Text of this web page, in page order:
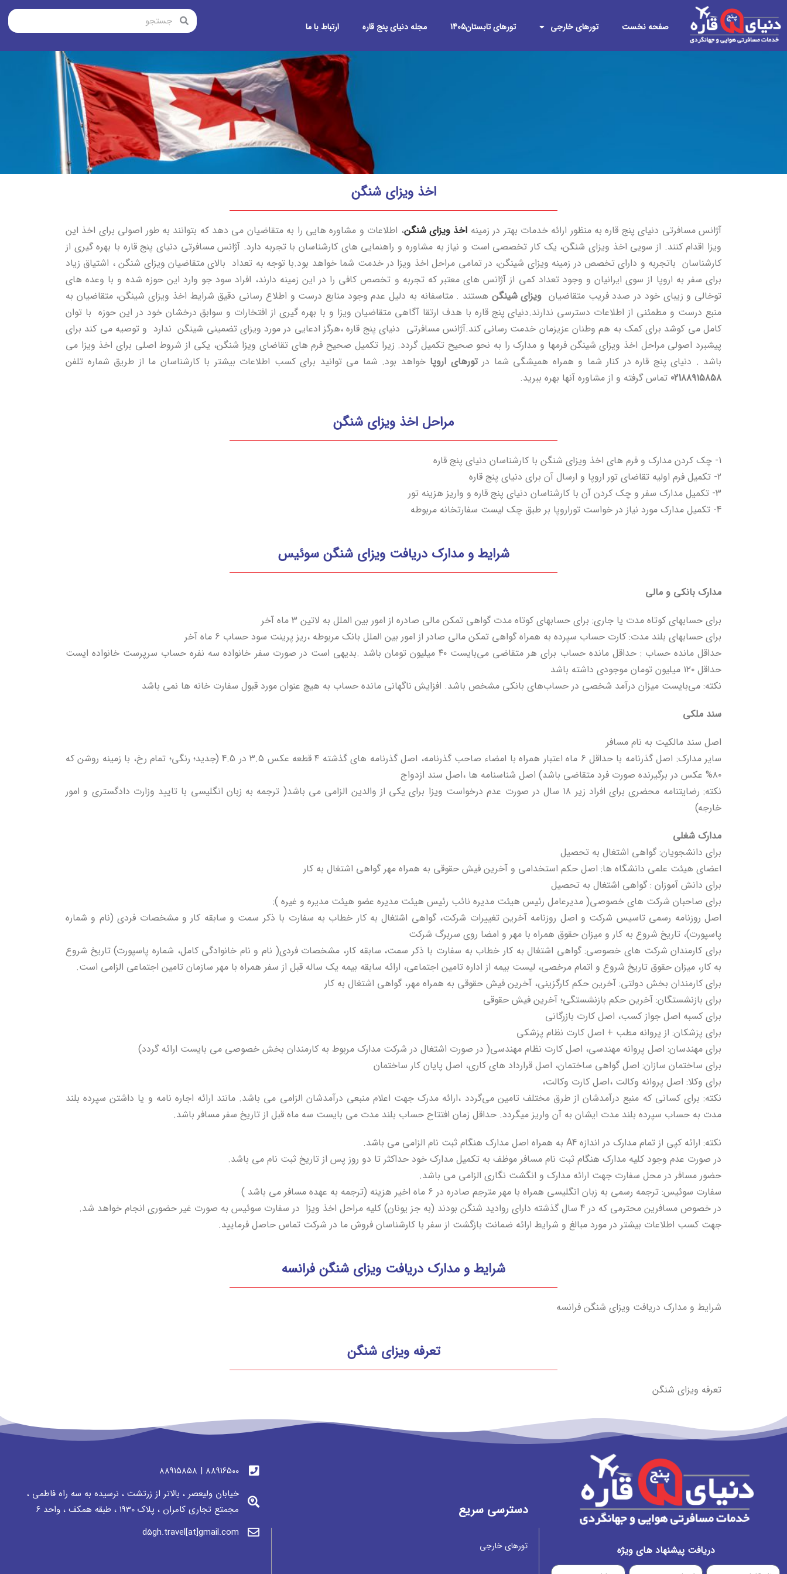
صفحه نخست تورهای خارجی تورهای تابستان1405 مجله دنیای پنج قاره ارتباط با ما
اخذ ویزای شنگن
آژانس مسافرتی دنیای پنج قاره به منظور ارائه خدمات بهتر در زمینه اخذ ویزای شنگن، اطلاعات و مشاوره هایی را به متقاضیان می دهد که بتوانند به طور اصولی برای اخذ این
ویزا اقدام کنند. از سویی اخذ ویزای شنگن، یک کار تخصصی است و نیاز به مشاوره و راهنمایی های کارشناسان با تجربه دارد. آژانس مسافرتی دنیای پنج قاره با بهره گیری از
کارشناسان باتجربه و دارای تخصص در زمینه ویزای شینگن، در تمامی مراحل اخذ ویزا در خدمت شما خواهد بود.با توجه به تعداد بالای متقاضیان ویزای شنگن ، اشتیاق زیاد
برای سفر به اروپا از سوی ایرانیان و وجود تعداد کمی از آژانس های معتبر که تجربه و تخصص کافی را در این زمینه دارند، افراد سود جو وارد این حوزه شده و با وعده های
توخالی و زیبای خود در صدد فریب متقاضیان ویزای شینگن هستند . متاسفانه به دلیل عدم وجود منابع درست و اطلاع رسانی دقیق شرایط اخذ ویزای شینگن، متقاضیان به
منبع درست و مطمئنی از اطلاعات دسترسی ندارند.دنیای پنج قاره با هدف ارتقا آگاهی متقاضیان ویزا و با بهره گیری از افتخارات و سوابق درخشان خود در این حوزه با توان
کامل می کوشد برای کمک به هم وطنان عزیزمان خدمت رسانی کند.آژانس مسافرتی دنیای پنج قاره ،هرگز ادعایی در مورد ویزای تضمینی شینگن ندارد و توصیه می کند برای
پیشبرد اصولی مراحل اخذ ویزای شینگن فرمها و مدارک را به نحو صحیح تکمیل گردد. زیرا تکمیل صحیح فرم های تقاضای ویزا شنگن، یکی از شروط اصلی برای اخذ ویزا می
باشد . دنیای پنج قاره در کنار شما و همراه همیشگی شما درتورهای اروپا خواهد بود. شما می توانید برای کسب اطلاعات بیشتر با کارشناسان ما از طریق شماره تلفن
021٨٨٩١٥٨٥٨ تماس گرفته و از مشاوره آنها بهره ببرید.
مراحل اخذ ویزای شنگن
1- چک کردن مدارک و فرم های اخذ ویزای شنگن با کارشناسان دنیای پنج قاره
2- تکمیل فرم اولیه تقاضای تور اروپا و ارسال آن برای دنیای پنج قاره
3- تکمیل مدارک سفر و چک کردن آن با کارشناسان دنیای پنج قاره و واریز هزینه تور
4- تکمیل مدارک مورد نیاز در خواست توراروپا بر طبق چک لیست سفارتخانه مربوطه
شرایط و مدارک دریافت ویزای شنگن سوئیس
مدارک بانکی و مالی
برای حسابهای کوتاه مدت یا جاری: برای حسابهای کوتاه مدت گواهی تمکن مالی صادره از امور بین الملل به لاتین 3 ماه آخر
برای حسابهای بلند مدت: کارت حساب سپرده به همراه گواهی تمکن مالی صادر از امور بین الملل بانک مربوطه ،ریز پرینت سود حساب 6 ماه آخر
حداقل مانده حساب : حداقل مانده حساب برای هر متقاضی می‌بایست ۴۰ میلیون تومان باشد .بدیهی است در صورت سفر خانواده سه نفره حساب سرپرست خانواده ایست
حداقل ۱۲۰ میلیون تومان موجودی داشته باشد
نکته: می‌بایست میزان درآمد شخصی در حساب‌های بانکی مشخص باشد. افزایش ناگهانی مانده حساب به هیچ عنوان مورد قبول سفارت خانه ها نمی باشد
سند ملکی
اصل سند مالکیت به نام مسافر
سایر مدارک: اصل گذرنامه با حداقل ۶ ماه اعتبار همراه با امضاء صاحب گذرنامه، اصل گذرنامه های گذشته ۴ قطعه عکس 3.5 در 4.5 (جدید؛ رنگی؛ تمام رخ، با زمینه روشن که
۸۰% عکس در برگیرنده صورت فرد متقاضی باشد) اصل شناسنامه ها ،اصل سند ازدواج
نکته: رضایتنامه محضری برای افراد زیر ۱۸ سال در صورت عدم درخواست ویزا برای یکی از والدین الزامی می باشد( ترجمه به زبان انگلیسی با تایید وزارت دادگستری و امور
خارجه)
مدارک شغلی
برای دانشجویان: گواهی اشتغال به تحصیل
اعضای هیئت علمی دانشگاه ها: اصل حکم استخدامی و آخرین فیش حقوقی به همراه مهر گواهی اشتغال به کار
برای دانش آموزان : گواهی اشتغال به تحصیل
برای صاحبان شرکت های خصوصی( مدیرعامل رئیس هیئت مدیره نائب رئیس هیئت مدیره عضو هیئت مدیره و غیره ):
اصل روزنامه رسمی تاسیس شرکت و اصل روزنامه آخرین تغییرات شرکت، گواهی اشتغال به کار خطاب به سفارت با ذکر سمت و سابقه کار و مشخصات فردی (نام و شماره
پاسپورت)، تاریخ شروع به کار و میزان حقوق همراه با مهر و امضا روی سربرگ شرکت
برای کارمندان شرکت های خصوصی: گواهی اشتغال به کار خطاب به سفارت با ذکر سمت، سابقه کار، مشخصات فردی( نام و نام خانوادگی کامل، شماره پاسپورت) تاریخ شروع
به کار، میزان حقوق تاریخ شروع و اتمام مرخصی، لیست بیمه از اداره تامین اجتماعی، ارائه سابقه بیمه یک ساله قبل از سفر همراه با مهر سازمان تامین اجتماعی الزامی است.
برای کارمندان بخش دولتی: آخرین حکم کارگزینی، آخرین فیش حقوقی به همراه مهر، گواهی اشتغال به کار
برای بازنشستگان: آخرین حکم بازنشستگی؛ آخرین فیش حقوقی
برای کسبه اصل جواز کسب، اصل کارت بازرگانی
برای پزشکان: از پروانه مطب + اصل کارت نظام پزشکی
برای مهندسان: اصل پروانه مهندسی، اصل کارت نظام مهندسی( در صورت اشتغال در شرکت مدارک مربوط به کارمندان بخش خصوصی می بایست ارائه گردد)
برای ساختمان سازان: اصل گواهی ساختمان، اصل قرارداد های کاری، اصل پایان کار ساختمان
برای وکلا: اصل پروانه وکالت ،اصل کارت وکالت،
نکته: برای کسانی که منبع درآمدشان از طرق مختلف تامین می‌گردد ،ارائه مدرک جهت اعلام منبعی درآمدشان الزامی می باشد. مانند ارائه اجاره نامه و یا داشتن سپرده بلند
مدت به حساب سپرده بلند مدت ایشان به آن واریز میگردد. حداقل زمان افتتاح حساب بلند مدت می بایست سه ماه قبل از تاریخ سفر مسافر باشد.
نکته: ارائه کپی از تمام مدارک در اندازه A4 به همراه اصل مدارک هنگام ثبت نام الزامی می باشد.
در صورت عدم وجود کلیه مدارک هنگام ثبت نام مسافر موظف به تکمیل مدارک خود حداکثر تا دو روز پس از تاریخ ثبت نام می باشد.
حضور مسافر در محل سفارت جهت ارائه مدارک و انگشت نگاری الزامی می باشد.
سفارت سوئیس: ترجمه رسمی به زبان انگلیسی همراه با مهر مترجم صادره در ۶ ماه اخیر هزینه (ترجمه به عهده مسافر می باشد )
در خصوص مسافرین محترمی که در 4 سال گذشته دارای روادید شنگن بودند (به جز یونان) کلیه مراحل اخذ ویزا در سفارت سوئیس به صورت غیر حضوری انجام خواهد شد.
جهت کسب اطلاعات بیشتر در مورد مبالغ و شرایط ارائه ضمانت بازگشت از سفر با کارشناسان فروش ما در شرکت تماس حاصل فرمایید.
شرایط و مدارک دریافت ویزای شنگن فرانسه
شرایط و مدارک دریافت ویزای شنگن فرانسه
تعرفه ویزای شنگن
تعرفه ویزای شنگن
دریافت پیشنهاد های ویژه
دسترسی سریع
تورهای خارجی
٨٨٩١٦٥٠٠ | ٨٨٩١٥٨٥٨
خیابان ولیعصر ، بالاتر از زرتشت ، نرسيده به سه راه فاطمی ،
مجمتع تجاری كامران ، پلاک 1930 ، طبقه همکف ، واحد ٦
d5gh.travel[at]gmail.com